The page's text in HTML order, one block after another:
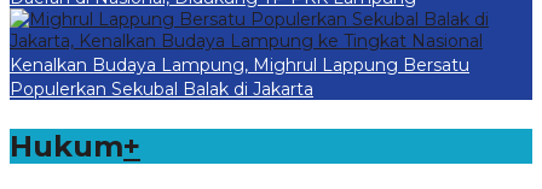
Kenalkan Budaya Lampung, Mighrul Lappung Bersatu
Populerkan Sekubal Balak di Jakarta
Hukum+